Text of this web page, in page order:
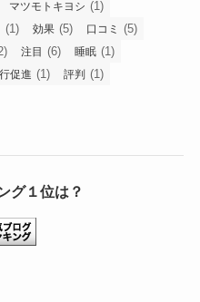
マツモトキヨシ (1)
(1) 効果 (5) 口コミ (5)
注目 (6) 睡眠 (1)
促進 (1) 評判 (1)
グ１位は？